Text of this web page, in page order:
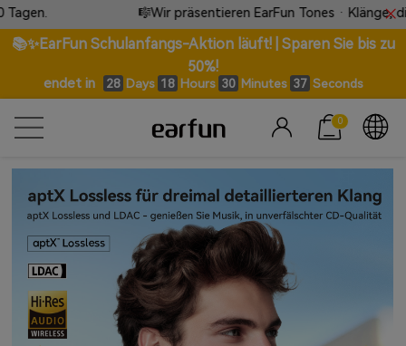
🎼Wir präsentieren EarFun Tones · Klänge, die ohne Worte
📚✨EarFun Schulanfangs-Aktion läuft! | Sparen Sie bis zu
50%!
endet in 28 Days 18 Hours 30 Minutes 35 Seconds
0